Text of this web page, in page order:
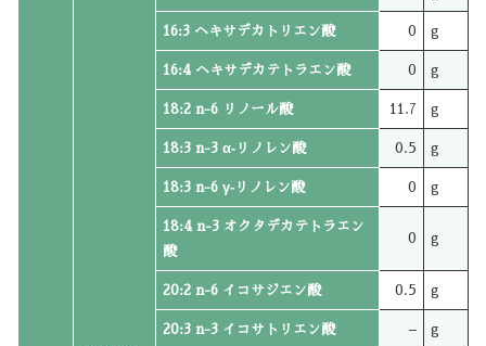
16:3 ヘキサデカトリエン酸 0 g
16:4 ヘキサデカテトラエン酸 0 g
18:2 n-6 リノール酸 11.7 g
18:3 n-3 α‐リノレン酸 0.5 g
18:3 n-6 γ‐リノレン酸 0 g
18:4 n-3 オクタデカテトラエン
酸
0 g
20:2 n-6 イコサジエン酸 0.5 g
20:3 n-3 イコサトリエン酸 – g